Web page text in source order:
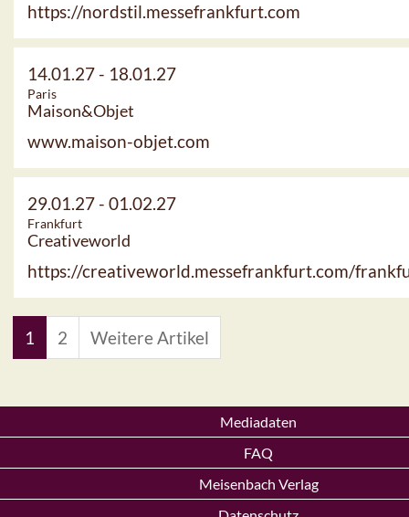
https://nordstil.messefrankfurt.com
14.01.27 - 18.01.27
Paris
Maison&Objet
www.maison-objet.com
29.01.27 - 01.02.27
Frankfurt
Creativeworld
https://creativeworld.messefrankfurt.com/
1 2 Weitere Artikel
Mediadaten
FAQ
Meisenbach Verlag